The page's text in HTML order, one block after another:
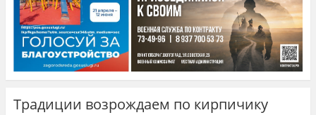
Традиции возрождаем по кирпичику